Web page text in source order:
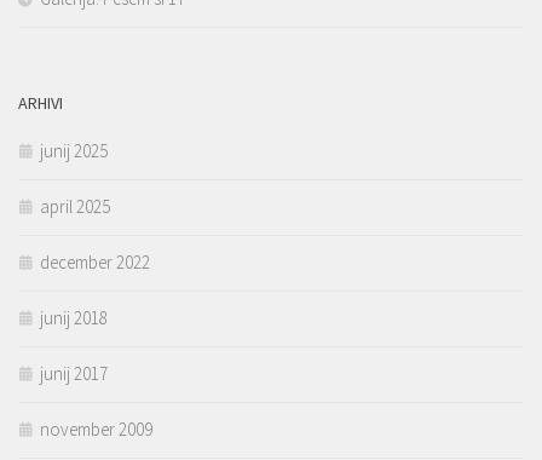
ARHIVI
junij 2025
april 2025
december 2022
junij 2018
junij 2017
november 2009